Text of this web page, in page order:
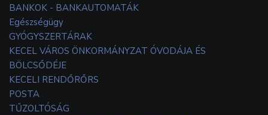
BANKOK - BANKAUTOMATÁK
Egészségügy
GYÓGYSZERTÁRAK
KECEL VÁROS ÖNKORMÁNYZAT ÓVODÁJA ÉS
BÖLCSŐDÉJE
KECELI RENDŐRŐRS
POSTA
TŰZOLTÓSÁG